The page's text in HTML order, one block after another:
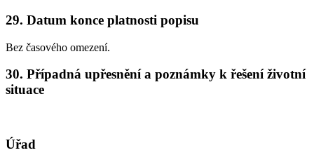
29. Datum konce platnosti popisu
Bez časového omezení.
30. Případná upřesnění a poznámky k řešení životní
situace
Úřad